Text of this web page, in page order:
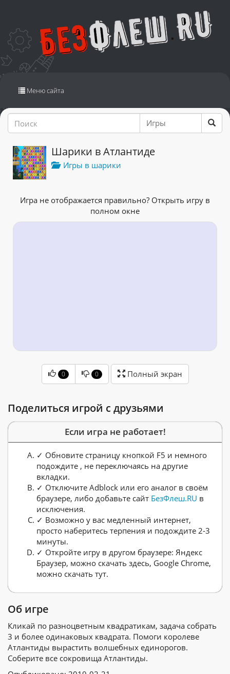
Переключить
Меню сайта
Шарики в Атлантиде
Игры в шарики
Игра не отображается правильно? Открыть игру в
полном окне
0 0 Полный экран
Поделиться игрой с друзьями
Если игра не работает!
✓ Обновите страницу кнопкой F5 и немного
подождите , не переключаясь на другие
вкладки.
✓ Отключите Adblock или его аналог в своём
браузере, либо добавьте сайт БезФлеш.RU в
исключения.
✓ Возможно у вас медленный интернет,
просто наберитесь терпения и подождите 2-3
минуты.
✓ Откройте игру в другом браузере: Яндекс
Браузер, можно скачать здесь, Google Chrome,
можно скачать тут.
Об игре
Кликай по разноцветным квадратикам, задача собрать
3 и более одинаковых квадрата. Помоги королеве
Атлантиды вырастить волшебных единорогов.
Соберите все сокровища Атлантиды.